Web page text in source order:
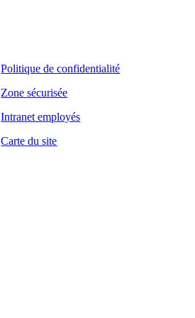
Politique de confidentialité
Zone sécurisée
Intranet employés
Carte du site